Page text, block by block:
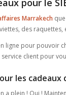
pour le
Marrakech
des
ligne pour pouvoir
service client pour
les cadeaux
a plein ! Oui !